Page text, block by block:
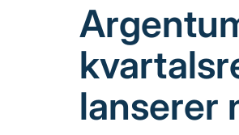
lanserer